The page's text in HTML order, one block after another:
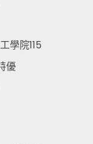
學院115
優